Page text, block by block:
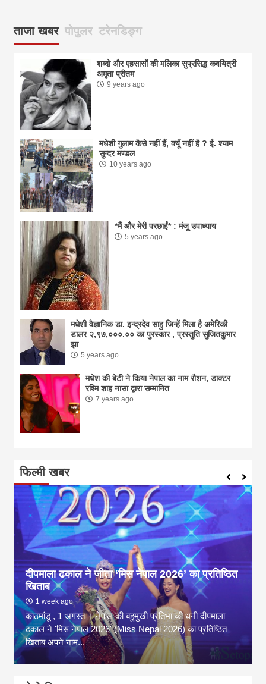
ताजा खबर पोपुलर टरेनडिङ्ग
शब्दो और एहसासों की मलिका सुप्रसिद्ध कवयित्री
अमृता प्रीतम
9 years ago
मधेशी गुलाम कैसे नहीं हैं, क्यूँ नहीं है ? ई. श्याम
सुन्दर मण्डल
10 years ago
*मैं और मेरी परछाईं* : मंजू उपाध्याय
5 years ago
मधेशी वैज्ञानिक डा. इन्द्रदेव साहु जिन्हें मिला है अमेरिकी
डालर २,९७,०००.०० का पुरस्कार , प्रस्तुति सुजितकुमार
झा
5 years ago
मधेश की बेटी ने किया नेपाल का नाम राैशन, डाक्टर
रश्मि शाह नासा द्वारा सम्मानित
7 years ago
फिल्मी खबर
दीपमाला ढकाल ने जीता ‘मिस नेपाल 2026’ का प्रतिष्ठित
खिताब
1 week ago
काठमांडू , 1 अगस्त । नेपाल की बहुमुखी प्रतिभा की धनी दीपमाला
ढकाल ने 'मिस नेपाल 2026' (Miss Nepal 2026) का प्रतिष्ठित
खिताब अपने नाम...